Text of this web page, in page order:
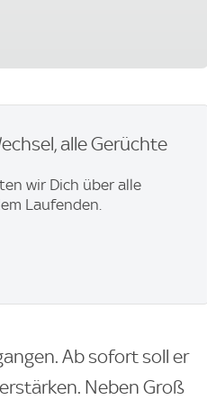
alle Gerüchte
wir Dich über alle
Laufenden.
Ab sofort soll er
Neben Groß